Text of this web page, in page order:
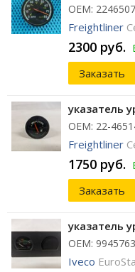
ОЕМ:
Freightliner
2300 руб.
Заказать
указатель
ОЕМ: 22-
Freightliner
1750 руб.
Заказать
указатель
ОЕМ:
Iveco